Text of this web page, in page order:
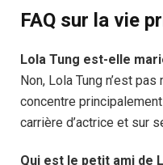
FAQ sur la vie
Lola Tung est-elle
Non, Lola Tung n’est
concentre
carrière d’actrice et sur
Qui est le petit ami de